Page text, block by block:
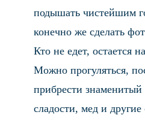
подышать чистейшим
конечно же сделать
Кто не едет, остается
Можно прогуляться,
прибрести
сладости, мед и